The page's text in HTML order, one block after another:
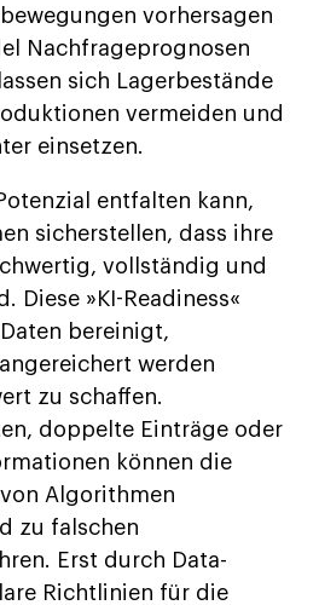
vorhersagen
Nachfrageprognosen
sich Lagerbestände
vermeiden und
einsetzen.
entfalten kann,
sicherstellen, dass ihre
vollständig und
Diese »KI-Readiness«
bereinigt,
werden
zu schaffen.
doppelte Einträge oder
können die
Algorithmen
zu falschen
Erst durch Data-
Richtlinien für die